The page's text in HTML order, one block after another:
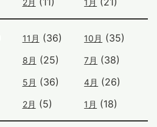
2月 1月
11月 (36) 10月 (35)
8月 (25) 7月 (38)
5月 (36) 4月 (26)
2月 (5) 1月 (18)